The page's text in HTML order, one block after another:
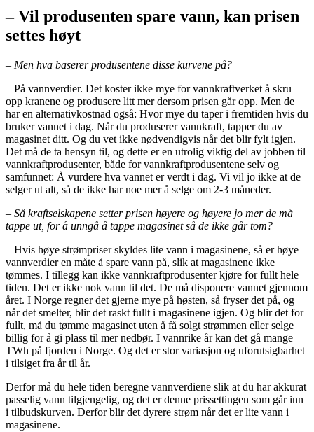
– Vil produsenten spare vann, kan prisen
settes høyt
– Men hva baserer produsentene disse kurvene på?
– På vannverdier. Det koster ikke mye for vannkraftverket å skru
opp kranene og produsere litt mer dersom prisen går opp. Men de
har en alternativkostnad også: Hvor mye du taper i fremtiden hvis du
bruker vannet i dag. Når du produserer vannkraft, tapper du av
magasinet ditt. Og du vet ikke nødvendigvis når det blir fylt igjen.
Det må de ta hensyn til, og dette er en utrolig viktig del av jobben til
vannkraftprodusenter, både for vannkraftprodusentene selv og
samfunnet: Å vurdere hva vannet er verdt i dag. Vi vil jo ikke at de
selger ut alt, så de ikke har noe mer å selge om 2-3 måneder.
– Så kraftselskapene setter prisen høyere og høyere jo mer de må
tappe ut, for å unngå å tappe magasinet så de ikke går tom?
– Hvis høye strømpriser skyldes lite vann i magasinene, så er høye
vannverdier en måte å spare vann på, slik at magasinene ikke
tømmes. I tillegg kan ikke vannkraftprodusenter kjøre for fullt hele
tiden. Det er ikke nok vann til det. De må disponere vannet gjennom
året. I Norge regner det gjerne mye på høsten, så fryser det på, og
når det smelter, blir det raskt fullt i magasinene igjen. Og blir det for
fullt, må du tømme magasinet uten å få solgt strømmen eller selge
billig for å gi plass til mer nedbør. I vannrike år kan det gå mange
TWh på fjorden i Norge. Og det er stor variasjon og uforutsigbarhet
i tilsiget fra år til år.
Derfor må du hele tiden beregne vannverdiene slik at du har akkurat
passelig vann tilgjengelig, og det er denne prissettingen som går inn
i tilbudskurven. Derfor blir det dyrere strøm når det er lite vann i
magasinene.